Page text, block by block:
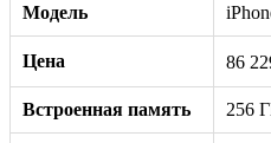
Модель
Цена 86
Встроенная память 256